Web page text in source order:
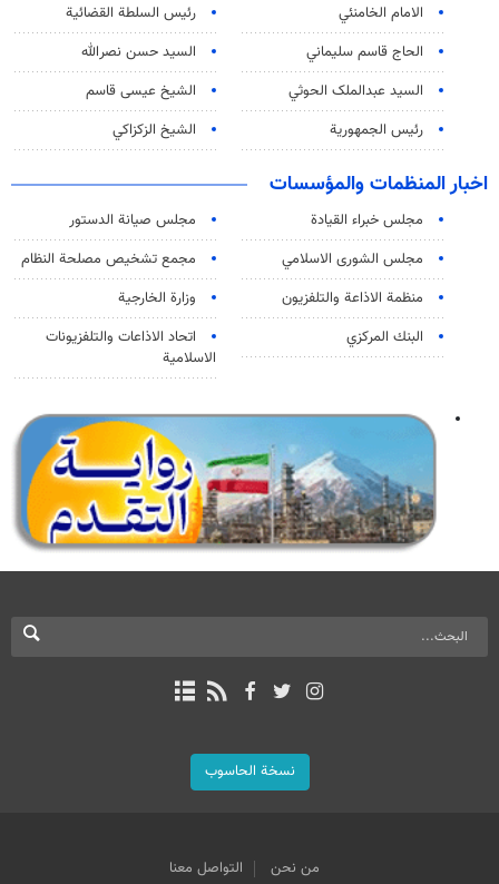
الامام الخامنئي
رئیس السلطة القضائیة
الحاج قاسم سليماني
السيد حسن نصرالله
السید عبدالملک الحوثي
الشيخ عيسى قاسم
رئيس الجمهورية
الشيخ الزكزاكي
اخبار المنظمات والمؤسسات
مجلس خبراء القيادة
مجلس صيانة الدستور
مجلس الشورى الاسلامي
مجمع تشخيص مصلحة النظام
منظمة الاذاعة والتلفزیون
وزارة الخارجية
البنك المركزي
اتحاد الاذاعات والتلفزيونات
الاسلامية
نسخة الحاسوب
من نحن التواصل معنا